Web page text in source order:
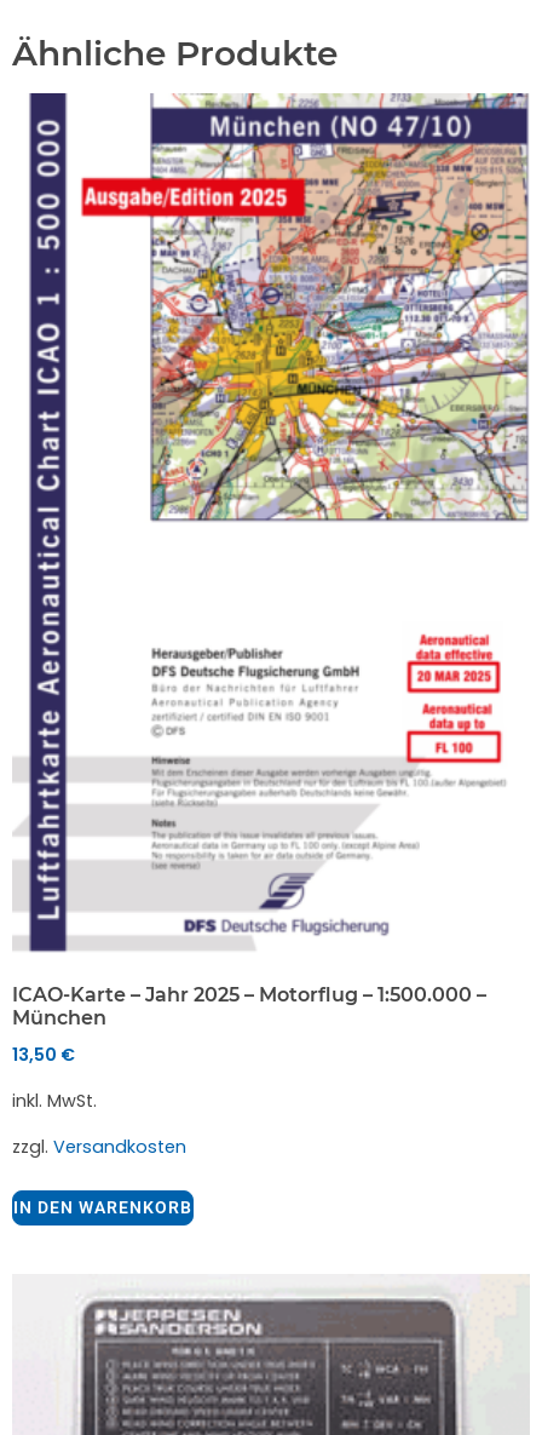
Ähnliche Produkte
ICAO-Karte – Jahr 2025 – Motorflug – 1:500.000 –
München
13,50 €
inkl. MwSt.
zzgl. Versandkosten
IN DEN WARENKORB